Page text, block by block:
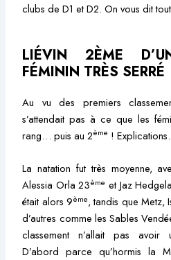
clubs de D1 et D2. On vous dit
LIÉVIN 2ÈME
FÉMININ TRÈS SERRÉ
Au vu des premiers
s’attendait pas à ce que les
rang… puis au 2ème ! Explications.
La natation fut très moyenne,
Alessia Orla 23ème et Jaz
était alors 9ème, tandis que Metz,
d’autres comme les Sables
classement n’allait pas avoir
D’abord parce qu’hormis la